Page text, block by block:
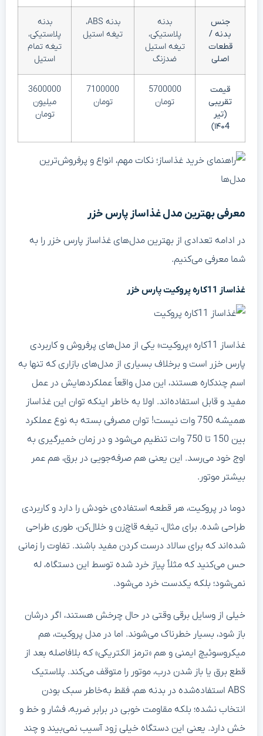
جنس
بدنه /
قطعات
اصلی
بدنه
پلاستیکی،
تیغه استیل
ضدزنگ
بدنه ABS،
تیغه استیل
بدنه
پلاستیکی،
تیغه تمام
استیل
قیمت
تقریبی
(تیر
۱۴۰4)
5700000
تومان
7100000
تومان
3600000
میلیون
تومان
معرفی بهترین مدل غذاساز پارس خزر
در ادامه تعدادی از بهترین مدل‌های غذاساز پارس خزر را به
شما معرفی می‌کنیم.
غذاساز 11کاره پروکیت پارس خزر
غذاساز 11کاره «پروکیت» یکی از مدل‌های پرفروش و کاربردی
پارس خزر است و برخلاف بسیاری از مدل‌های بازاری که تنها به
اسم چندکاره هستند، این مدل واقعاً عملکردهایش در عمل
مفید و قابل استفاده‌اند. اولا به خاطر اینکه توان این غذاساز
همیشه 750 وات نیست! توان مصرفی بسته به نوع عملکرد
بین 150 تا 750 وات تنظیم می‌شود و در زمان خمیرگیری به
اوج خود می‌رسد. این یعنی هم صرفه‌جویی در برق، هم عمر
بیشتر موتور.
دوما در پروکیت، هر قطعه استفاده‌ی خودش را دارد و کاربردی
طراحی شده. برای مثال، تیغه قاچ‌زن و خلال‌کن، طوری طراحی
شده‌اند که برای سالاد درست کردن مفید باشند. تفاوت را زمانی
حس می‌کنید که مثلاً پیاز خرد شده توسط این دستگاه، له
نمی‌شود؛ بلکه یکدست خرد می‌شود.
خیلی از وسایل برقی وقتی در حال چرخش هستند، اگر درشان
باز شود، بسیار خطرناک می‌شوند. اما در مدل پروکیت، هم
میکروسوئیچ ایمنی و هم «ترمز الکتریکی» که بلافاصله بعد از
قطع برق یا باز شدن درب، موتور را متوقف می‌کند. پلاستیک
ABS استفاده‌شده در بدنه هم، فقط به‌خاطر سبک بودن
انتخاب نشده؛ بلکه مقاومت خوبی در برابر ضربه، فشار و خط و
خش دارد. یعنی این دستگاه خیلی زود آسیب نمی‌بیند و چند